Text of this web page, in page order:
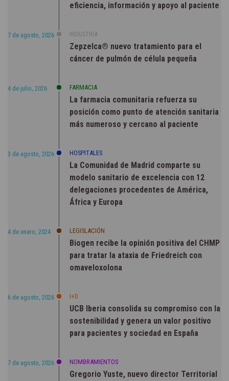
eficiencia, información y apoyo al paciente
7 de agosto, 2026 INDUSTRIA
Zepzelca® nuevo tratamiento para el
cáncer de pulmón de célula pequeña
4 de julio, 2026 FARMACIA
La farmacia comunitaria refuerza su
posición como punto de atención sanitaria
más numeroso y cercano al paciente
3 de agosto, 2026 HOSPITALES
La Comunidad de Madrid comparte su
modelo sanitario de excelencia con 12
delegaciones procedentes de América,
África y Europa
4 de enero, 2024 LEGISLACIÓN
Biogen recibe la opinión positiva del CHMP
para tratar la ataxia de Friedreich con
omaveloxolona
6 de agosto, 2026 I+D
UCB Iberia consolida su compromiso con la
sostenibilidad y genera un valor positivo
para pacientes y sociedad en España
7 de agosto, 2026 NOMBRAMIENTOS
Gregorio Yuste, nuevo director Territorial